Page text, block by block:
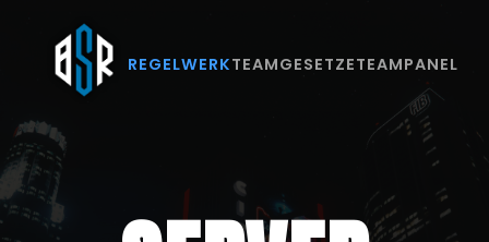
REGELWERKTEAMGESETZETEAMPANEL